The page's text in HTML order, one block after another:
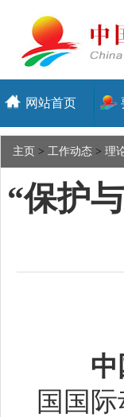
网站首页
主页 > 工作动态 > 理
“保护
国国